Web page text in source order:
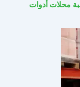
محلات أدوات